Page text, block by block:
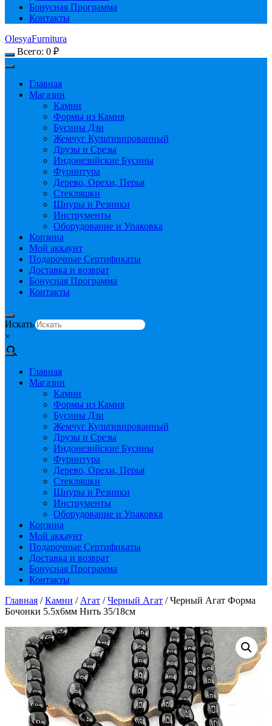
Бонусная Программа
Контакты
OlesyaFurnitura
Всего: 0 ₽
Главная
Магазин
Камни
Формы из Камня
Бусины Дзи
Жемчуг Культивированный
Друзы и Срезы
Индонезийские Бусины
Фурнитура
Дерево, Орехи, Перья
Стекляшки
Шнуры и Резинки
Инструменты
Оборудование и Упаковка
Корзина
Мой аккаунт
Подарочные Сертификаты
Доставка и возврат
Бонусная Программа
Контакты
Искать
×
Главная
Магазин
Камни
Формы из Камня
Бусины Дзи
Жемчуг Культивированный
Друзы и Срезы
Индонезийские Бусины
Фурнитура
Дерево, Орехи, Перья
Стекляшки
Шнуры и Резинки
Инструменты
Оборудование и Упаковка
Корзина
Мой аккаунт
Подарочные Сертификаты
Доставка и возврат
Бонусная Программа
Контакты
Главная /Камни / Агат /Черный Агат / Черный Агат Форма
Бочонки 5.5х6мм Нить 35/18см